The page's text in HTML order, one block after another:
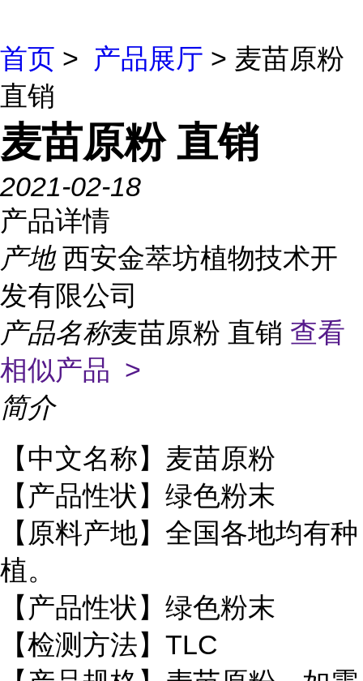
首页 > 产品展厅 > 麦苗原粉
直销
麦苗原粉 直销
2021-02-18
产品详情
产地 西安金萃坊植物技术开
发有限公司
产品名称麦苗原粉 直销 查看
相似产品 >
简介
【中文名称】麦苗原粉
【产品性状】绿色粉末
【原料产地】全国各地均有种
植。
【产品性状】绿色粉末
【检测方法】TLC